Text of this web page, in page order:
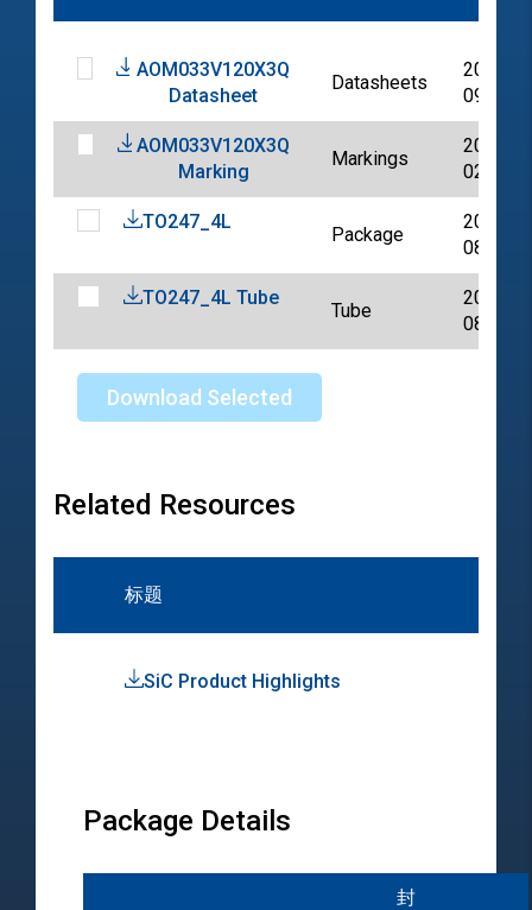
AOM033V120X3Q
Datasheet
Datasheets
2025-
09-13
AOM033V120X3Q
Marking
Markings
2025-
02-06
TO247_4L
Package
2024-
08-02
TO247_4L Tube
Tube
2024-
08-29
Download Selected
Related Resources
标题
SiC Product Highlights
Package Details
封